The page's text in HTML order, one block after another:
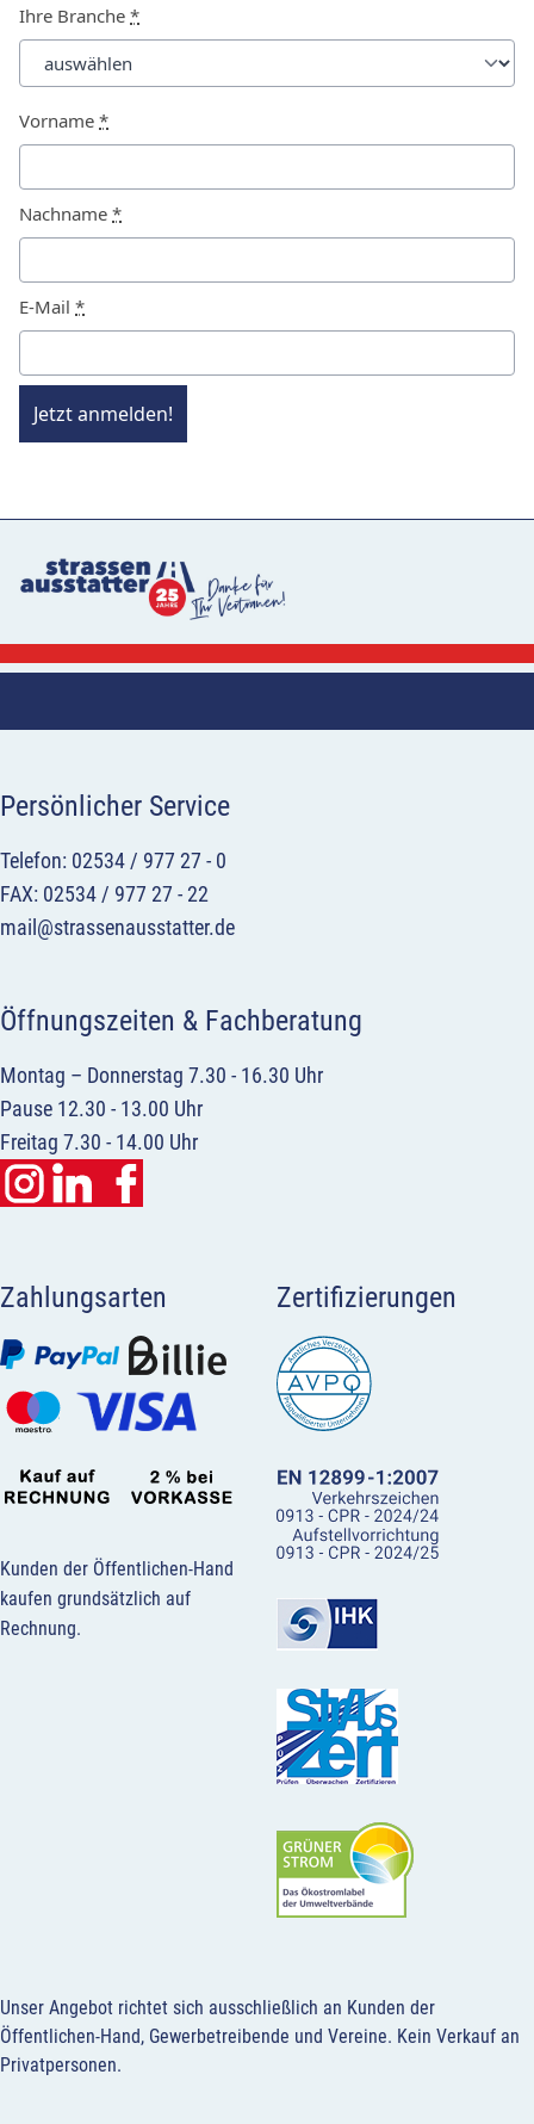
Ihre Branche *
Vorname *
Nachname *
E-Mail *
Jetzt anmelden!
Persönlicher Service
Telefon: 02534 / 977 27 - 0
FAX: 02534 / 977 27 - 22
mail@strassenausstatter.de
Öffnungszeiten & Fachberatung
Montag – Donnerstag 7.30 - 16.30 Uhr
Pause 12.30 - 13.00 Uhr
Freitag 7.30 - 14.00 Uhr
Zahlungsarten
Kunden der Öffentlichen-Hand
kaufen grundsätzlich auf
Rechnung.
Zertifizierungen
Unser Angebot richtet sich ausschließlich an Kunden der
Öffentlichen-Hand, Gewerbetreibende und Vereine. Kein Verkauf an
Privatpersonen.